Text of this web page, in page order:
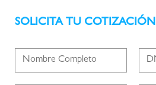
SOLICITA TU COTIZACIÓN